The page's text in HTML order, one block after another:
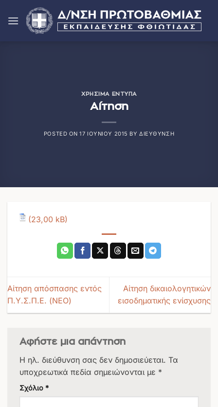
Μετάβαση
στο
περιεχόμενο
ΧΡΉΣΙΜΑ ΈΝΤΥΠΑ
Αίτηση
POSTED ON17 ΙΟΥΝΊΟΥ 2015 BYΔΙΕΎΘΥΝΣΗ
Αίτηση απόσπασης εντός
Π.Υ.Σ.Π.Ε. (ΝΕΟ)
Αίτηση δικαιολογητικών
εισοδηματικής ενίσχυσης
Αφήστε μια απάντηση
Η ηλ. διεύθυνση σας δεν δημοσιεύεται. Τα
υποχρεωτικά πεδία σημειώνονται με *
Σχόλιο *